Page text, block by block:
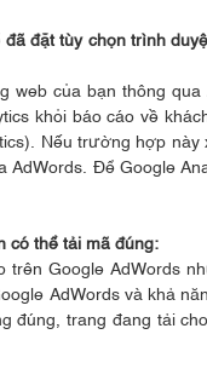
đặt tùy chọn trình
web của bạn thông
khỏi báo cáo về
Nếu trường hợp
AdWords. Để Google
có thể tải mã đúng:
trên Google AdWords
AdWords và khả
đúng, trang đang tải